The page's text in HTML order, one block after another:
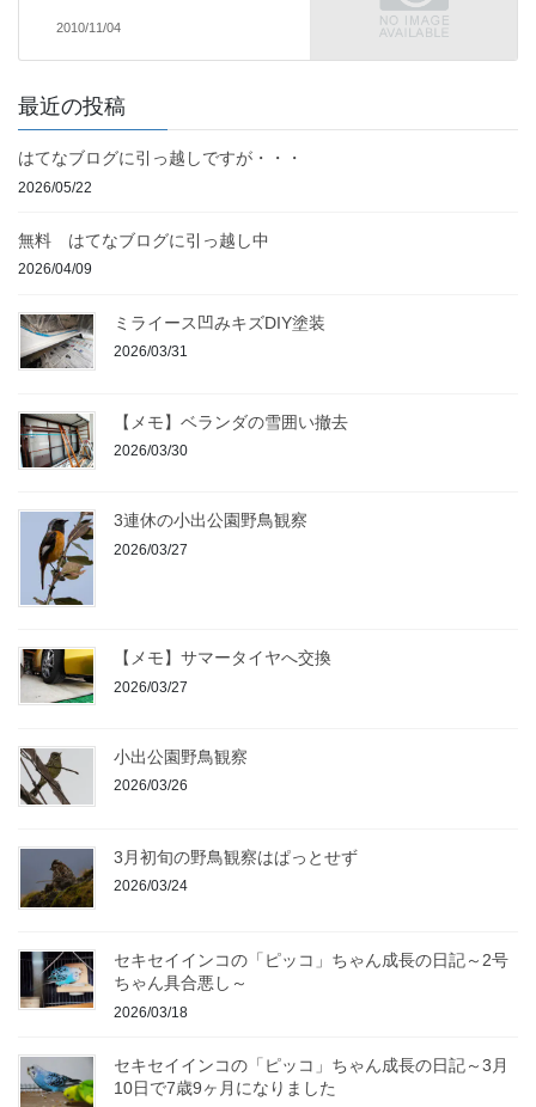
2010/11/04
最近の投稿
はてなブログに引っ越しですが・・・
2026/05/22
無料 はてなブログに引っ越し中
2026/04/09
ミライース凹みキズDIY塗装
2026/03/31
【メモ】ベランダの雪囲い撤去
2026/03/30
3連休の小出公園野鳥観察
2026/03/27
【メモ】サマータイヤへ交換
2026/03/27
小出公園野鳥観察
2026/03/26
3月初旬の野鳥観察はぱっとせず
2026/03/24
セキセイインコの「ピッコ」ちゃん成長の日記～2号
ちゃん具合悪し～
2026/03/18
セキセイインコの「ピッコ」ちゃん成長の日記～3月
10日で7歳9ヶ月になりました